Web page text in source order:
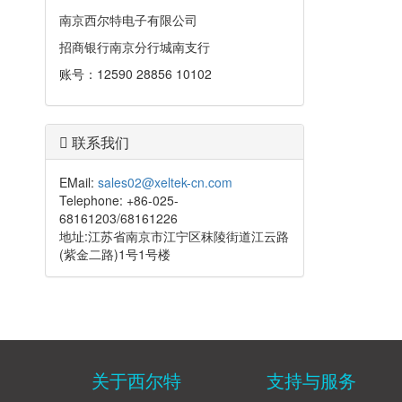
南京西尔特电子有限公司
招商银行南京分行城南支行
账号：12590 28856 10102
联系我们
EMail: sales02@xeltek-cn.com
Telephone: +86-025-
68161203/68161226
地址:江苏省南京市江宁区秣陵街道江云路
(紫金二路)1号1号楼
关于西尔特 支持与服务